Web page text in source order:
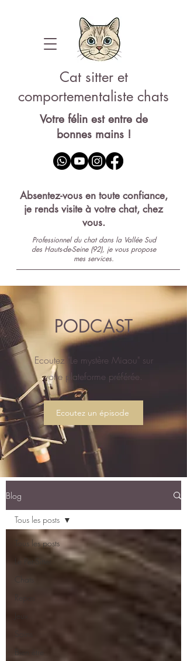
Cat sitter et
comportementaliste chats
Votre félin est entre de
bonnes mains !
Pet-sitter 92
Absentez-vous en toute confiance,
je rends visite à votre chat, chez
vous.
Professionnel du chat dans la Vallée Sud
des Hauts-de-Seine (92), je vous propose
mes services.
PODCAST
Ecoutez "Le mystère Miaou" sur
votre plateforme préférée.
Ecoutez un épisode
Blog
Tous les posts
Le Pet-Sitter
Tous les posts